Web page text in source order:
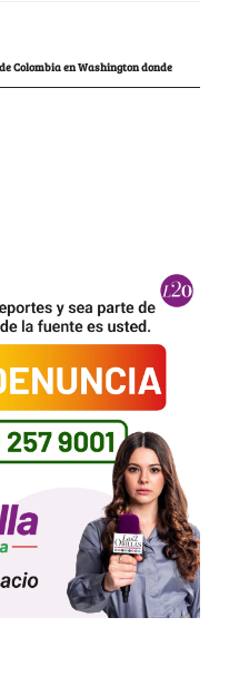
Colombia en Washington donde